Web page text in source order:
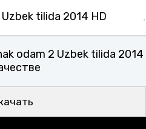
tilida 2014 HD
odam 2 Uzbek tilida 2014